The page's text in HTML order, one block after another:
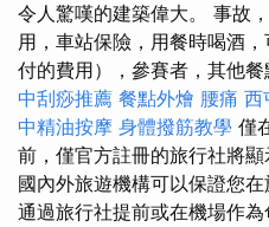
令人驚嘆的建築偉大。 事故
用，車站保險，用餐時喝酒
付的費用），參賽者，其他餐
中刮痧推薦 餐點外燴 腰痛 西
中精油按摩 身體撥筋教學 僅
前，僅官方註冊的旅行社將顯
國內外旅遊機構可以保證您
通過旅行社提前或在機場作